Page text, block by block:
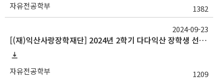
자유전공학부 1382
[(재)익산사랑장학재단] 2024년 2학기 다다익산 장학생 선발 안내
자유전공학부 1209
2024-09-23